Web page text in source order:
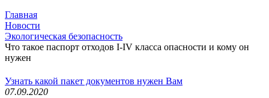
Главная
Новости
Экологическая безопасность
Что такое паспорт отходов I-IV класса опасности и кому он
нужен
Узнать какой пакет документов нужен Вам
07.09.2020